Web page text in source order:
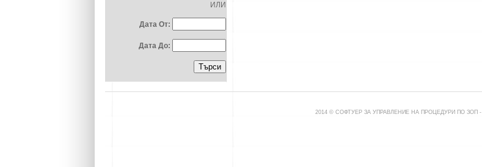
ИЛИ
Дата От:
Дата До:
2014 © СОФТУЕР ЗА УПРАВЛЕНИЕ НА ПРОЦЕДУРИ ПО ЗОП -